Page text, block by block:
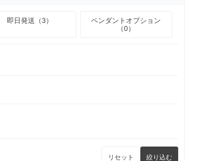
即日発送（3）
ペンダントオプション
（0）
リセット 絞り込む